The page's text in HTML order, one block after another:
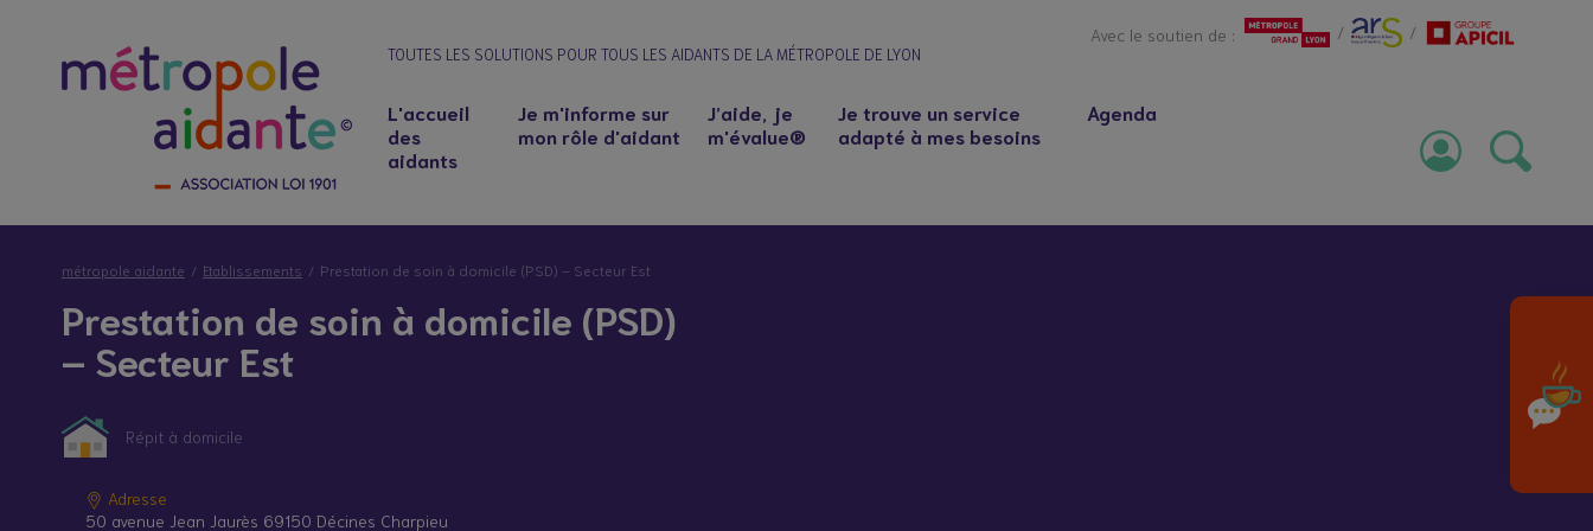
TOUTES LES SOLUTIONS POUR TOUS LES AIDANTS DE LA MÉTROPOLE DE LYON
L'accueil
des
aidants
Je m'informe sur
mon rôle d'aidant
J’aide, je
m'évalue®
Je trouve un service
adapté à mes besoins
Agenda
Avec le soutien de : / /
métropole aidante Etablissements Prestation de soin à domicile (PSD) – Secteur Est
Prestation de soin à domicile (PSD)
– Secteur Est
Répit à domicile
Adresse
50 avenue Jean Jaurès 69150 Décines Charpieu